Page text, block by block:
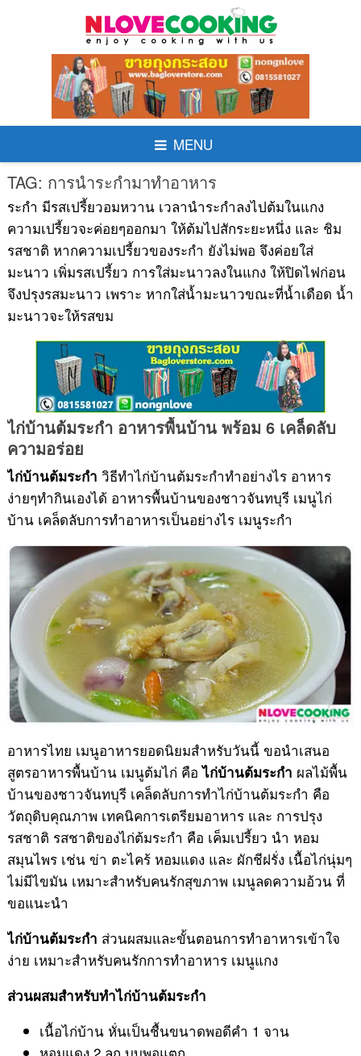
MENU
TAG: การนำระกำมาทำอาหาร
ระกำ มีรสเปรี้ยวอมหวาน เวลานำระกำลงไปต้มในแกง
ความเปรี้ยวจะค่อยๆออกมา ให้ต้มไปสักระยะหนึ่ง และ ชิม
รสชาติ หากความเปรี้ยวของระกำ ยังไม่พอ จึงค่อยใส่
มะนาว เพิ่มรสเปรี้ยว การใส่มะนาวลงในแกง ให้ปิดไฟก่อน
จึงปรุงรสมะนาว เพราะ หากใส่น้ำมะนาวขณะที่น้ำเดือด น้ำ
มะนาวจะให้รสขม
อาหารภาคกลาง
ไก่บ้านต้มระกำ อาหารพื้นบ้าน พร้อม 6 เคล็ดลับ
ความอร่อย
ไก่บ้านต้มระกำ วิธีทำไก่บ้านต้มระกำทำอย่างไร อาหาร
ง่ายๆทำกินเองได้ อาหารพื้นบ้านของชาวจันทบุรี เมนูไก่
บ้าน เคล็ดลับการทำอาหารเป็นอย่างไร เมนูระกำ
อาหารไทย เมนูอาหารยอดนิยมสำหรับวันนี้ ขอนำเสนอ
สูตรอาหารพื้นบ้าน เมนูต้มไก่ คือไก่บ้านต้มระกำ ผลไม้พื้น
บ้านของชาวจันทบุรี เคล็ดลับการทำไก่บ้านต้มระกำ คือ
วัตถุดิบคุณภาพ เทคนิคการเตรียมอาหาร และ การปรุง
รสชาติ รสชาติของไก่ต้มระกำ คือ เค็มเปรี้ยว นำ หอม
สมุนไพร เช่น ข่า ตะไคร้ หอมแดง และ ผักชีฝรั่ง เนื้อไก่นุ่มๆ
ไม่มีไขมัน เหมาะสำหรับคนรักสุขภาพ เมนูลดความอ้วน ที่
ขอแนะนำ
ไก่บ้านต้มระกำ ส่วนผสมและขั้นตอนการทำอาหารเข้าใจ
ง่าย เหมาะสำหรับคนรักการทำอาหาร เมนูแกง
ส่วนผสมสำหรับทำไก่บ้านต้มระกำ
เนื้อไก่บ้าน หั่นเป็นชื้นขนาดพอดีคำ 1 จาน